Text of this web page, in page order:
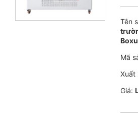
Tên
Mã
Xuất
Giá: